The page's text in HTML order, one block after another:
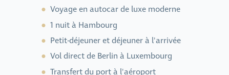
Voyage en autocar de luxe moderne
1 nuit à Hambourg
Petit-déjeuner et déjeuner à l'arrivée
Vol direct de Berlin à Luxembourg
Transfert du port à l'aéroport